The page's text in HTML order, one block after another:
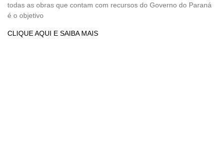
todas as obras que contam com recursos do Governo do Paraná
é o objetivo
CLIQUE AQUI E SAIBA MAIS